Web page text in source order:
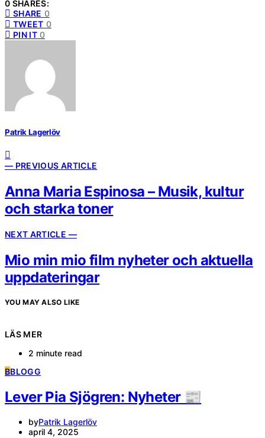
0 SHARES:
SHARE 0
TWEET 0
PIN IT 0
Patrik Lagerlöv
— PREVIOUS ARTICLE
Anna Maria Espinosa – Musik, kultur
och starka toner
NEXT ARTICLE —
Mio min mio film nyheter och aktuella
uppdateringar
YOU MAY ALSO LIKE
LÄS MER
2 minute read
BBLOGG
Lever Pia Sjögren: Nyheter 📰
byPatrik Lagerlöv
april 4, 2025